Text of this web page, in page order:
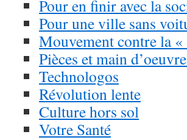
Pour en finir avec la
Pour une ville sans
Mouvement contre la
Pièces et main d’oeuvre
Technologos
Révolution lente
Culture hors sol
Votre Santé